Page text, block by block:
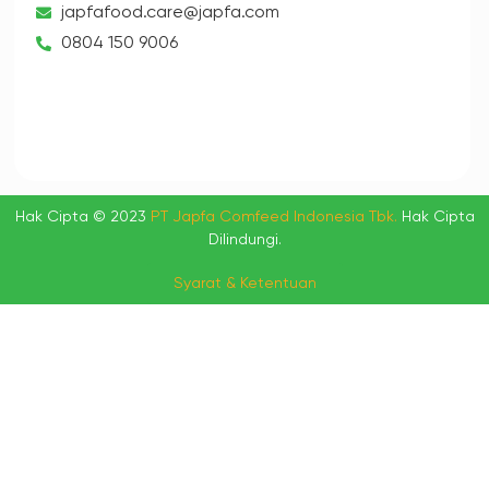
japfafood.care@japfa.com
0804 150 9006
Hak Cipta © 2023 PT Japfa Comfeed Indonesia Tbk. Hak Cipta
Dilindungi.
Syarat & Ketentuan